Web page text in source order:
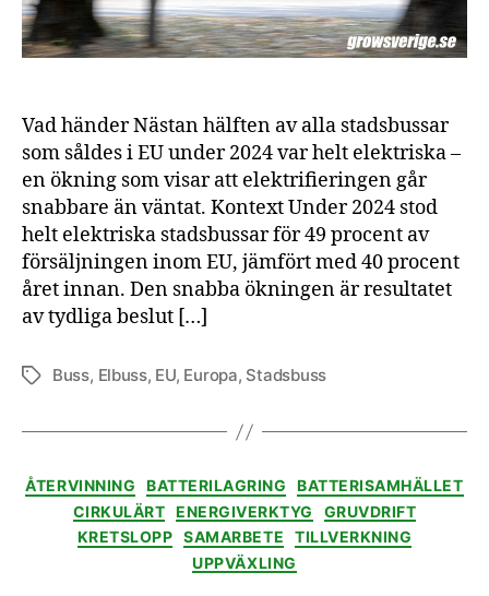
Vad händer Nästan hälften av alla stadsbussar
som såldes i EU under 2024 var helt elektriska –
en ökning som visar att elektrifieringen går
snabbare än väntat. Kontext Under 2024 stod
helt elektriska stadsbussar för 49 procent av
försäljningen inom EU, jämfört med 40 procent
året innan. Den snabba ökningen är resultatet
av tydliga beslut […]
Etiketter
Buss, Elbuss, EU, Europa, Stadsbuss
Kategorier
ÅTERVINNING BATTERILAGRING
BATTERISAMHÄLLET
CIRKULÄRT ENERGIVERKTYG
GRUVDRIFT
KRETSLOPP
SAMARBETE
TILLVERKNING
UPPVÄXLING